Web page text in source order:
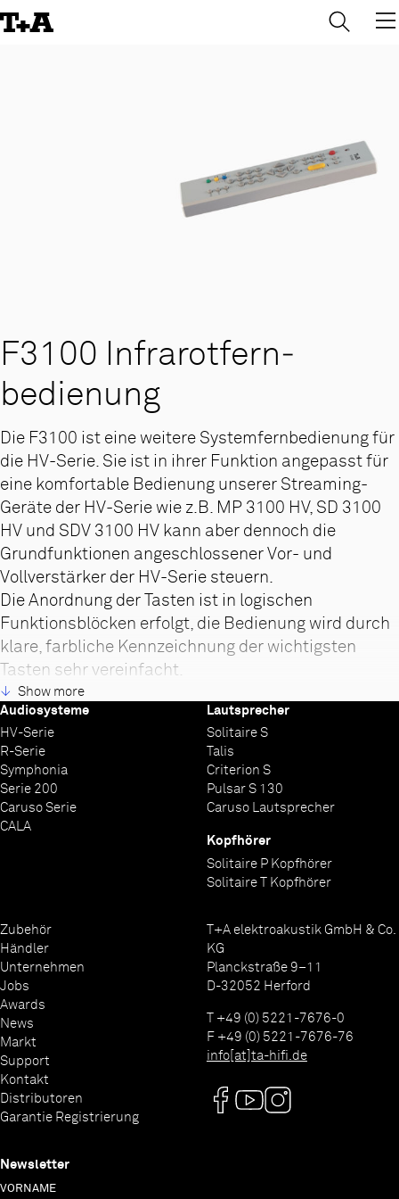
to
F3100 Infrarotfern­
bedienung
Die F3100 ist eine weitere Systemfernbedienung für
die HV-Serie. Sie ist in ihrer Funktion angepasst für
eine komfortable Bedienung unserer Streaming-
Geräte der HV-Serie wie z.B. MP 3100 HV, SD 3100
HV und SDV 3100 HV kann aber dennoch die
Grundfunktionen angeschlossener Vor- und
Vollverstärker der HV-Serie steuern.
Die Anordnung der Tasten ist in logischen
Funktionsblöcken erfolgt, die Bedienung wird durch
klare, farbliche Kennzeichnung der wichtigsten
Tasten sehr vereinfacht.
Die F3100 wird wie die HV-Geräte aus Aluminium
hergestellt und aus dem Vollen aus einem einzigen
massivem Block gefräst, Glasperlen gestrahlt,
eloxiert und abschließend mit einem Speziallack
überzogen. Sie ist relativ groß und nicht leicht, liegt
aber ausgezeichnet in der Hand.
Show more
Audiosysteme
HV-Serie
R-Serie
Symphonia
Serie 200
Caruso Serie
CALA
Lautsprecher
Solitaire S
Talis
Criterion S
Pulsar S 130
Caruso Lautsprecher
Kopfhörer
Solitaire P Kopfhörer
Solitaire T Kopfhörer
Zubehör
Händler
Unternehmen
Jobs
Awards
News
Markt
Support
Kontakt
Distributoren
Garantie Registrierung
T+A elektroakustik GmbH & Co.
KG
Planckstraße 9–11
D-32052 Herford
T +49 (0) 5221-7676-0
F +49 (0) 5221-7676-76
info[at]ta-hifi.de
Newsletter
VORNAME
→ ×